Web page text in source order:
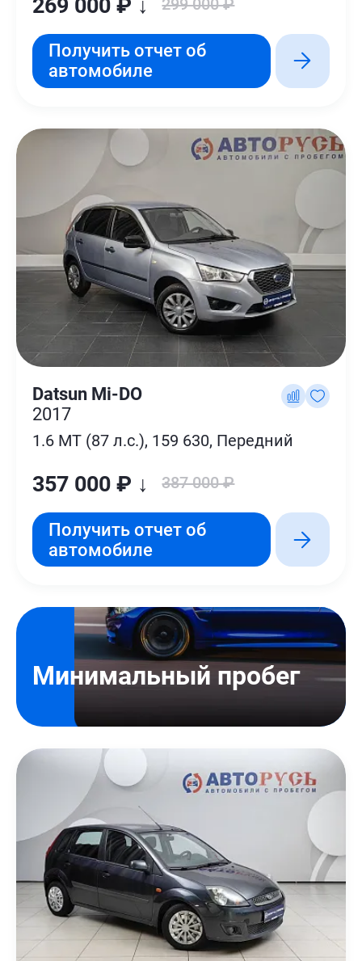
269 000 ₽ ↓ 299 000 ₽
Получить отчет об
автомобиле
Datsun Mi-DO
2017
1.6 MT (87 л.с.), 159 630, Передний
357 000 ₽ ↓ 387 000 ₽
Получить отчет об
автомобиле
Минимальный пробег